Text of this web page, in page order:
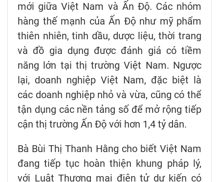
mới giữa Việt Nam và Ấn Độ. Các nhóm
hàng thế mạnh của Ấn Độ như mỹ phẩm
thiên nhiên, tinh dầu, dược liệu, thời trang
và đồ gia dụng được đánh giá có tiềm
năng lớn tại thị trường Việt Nam. Ngược
lại, doanh nghiệp Việt Nam, đặc biệt là
các doanh nghiệp nhỏ và vừa, cũng có thể
tận dụng các nền tảng số để mở rộng tiếp
cận thị trường Ấn Độ với hơn 1,4 tỷ dân.
Bà Bùi Thị Thanh Hằng cho biết Việt Nam
đang tiếp tục hoàn thiện khung pháp lý,
với Luật Thương mại điện tử dự kiến có